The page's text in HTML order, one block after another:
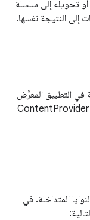
أو تحويله إلى سلسلة
إلى النتيجة نفسها.
في التطبيق المعرَّض
للخطر، أو قد يصل إلى مكوّنات خاصة مثل عناصر ContentProvider
المتداخلة. في